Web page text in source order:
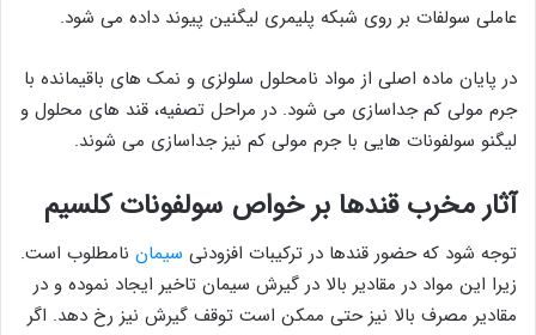
عاملی سولفات بر روی شبکه پلیمری لیگنین پیوند داده می شود.
در پایان ماده اصلی از مواد نامحلول سلولزی و نمک های باقیمانده با
جرم مولی کم جداسازی می شود. در مراحل تصفیه، قند های محلول و
لیگنو سولفونات هایی با جرم مولی کم نیز جداسازی می شوند.
آثار مخرب قندها بر خواص سولفونات کلسیم
توجه شود که حضور قندها در ترکیبات افزودنی سیمان نامطلوب است.
زیرا این مواد در مقادیر بالا در گیرش سیمان تاخیر ایجاد نموده و در
مقادیر مصرف بالا نیز حتی ممکن است توقف گیرش نیز رخ دهد. اگر